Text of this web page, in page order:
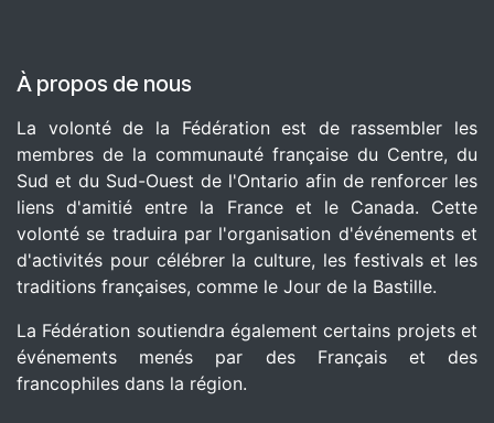
À propos de nous
La volonté de la Fédération est de rassembler les
membres de la communauté française du Centre, du
Sud et du Sud-Ouest de l'Ontario afin de renforcer les
liens d'amitié entre la France et le Canada. Cette
volonté se traduira par l'organisation d'événements et
d'activités pour célébrer la culture, les festivals et les
traditions françaises, comme le Jour de la Bastille.
La Fédération soutiendra également certains projets et
événements menés par des Français et des
francophiles dans la région.